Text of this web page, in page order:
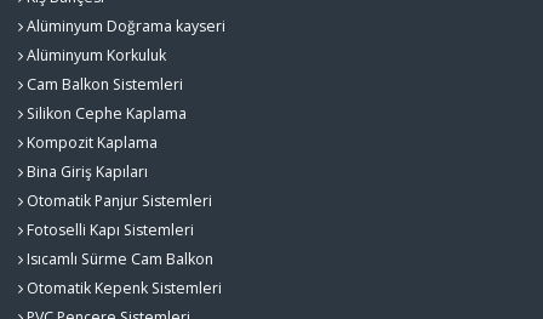
Alüminyum Doğrama kayseri
Alüminyum Korkuluk
Cam Balkon Sistemleri
Silikon Cephe Kaplama
Kompozit Kaplama
Bina Giriş Kapıları
Otomatik Panjur Sistemleri
Fotoselli Kapı Sistemleri
Isıcamlı Sürme Cam Balkon
Otomatik Kepenk Sistemleri